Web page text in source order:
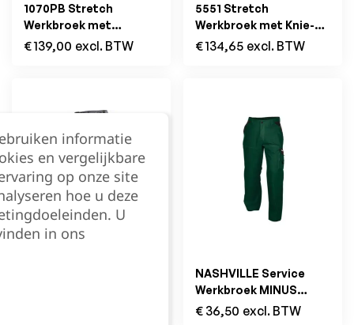
1070PB Stretch
Werkbroek met
Holsterzakken Zwart
€139,00 excl. BTW
5551 Stretch
Werkbroek met Knie-
en Spijkerzakken Wit
€134,65 excl. BTW
NASHVILLE Service
Werkbroek MINUS
Flessengroen/Zwart
€ 36,50 excl. BTW
informatie
en vergelijkbare
op onze site
hoe u deze
U
in ons